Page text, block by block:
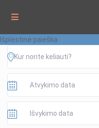
Išplėstinė paieška